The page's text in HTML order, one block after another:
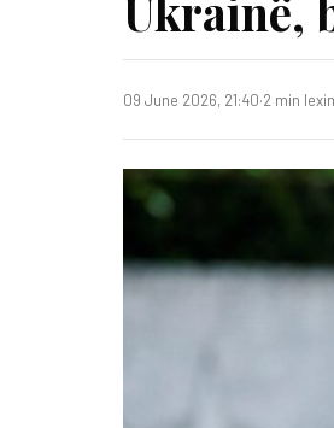
09 June 2026, 21:40·2 min